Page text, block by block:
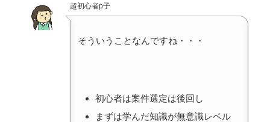
超初心者p子
そういうことなんですね・・・
初心者は案件選定は後回し
まずは学んだ知識が無意識レベル